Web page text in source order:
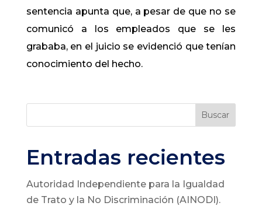
sentencia apunta que, a pesar de que no se
comunicó a los empleados que se les
grababa, en el juicio se evidenció que tenían
conocimiento del hecho.
Buscar
Entradas recientes
Autoridad Independiente para la Igualdad
de Trato y la No Discriminación (AINODI).